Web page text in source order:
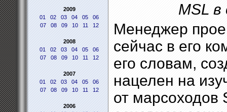
2009
01
02 03 04 05
06
07
08 09 10 11 12
2008
01
02 03 04 05
06
07
08 09 10 11 12
2007
01
02 03 04 05
06
07
08 09 10 11 12
2006
MSL в
Менеджер
сейчас в его
его словам,
нацелен на
от марсоходов